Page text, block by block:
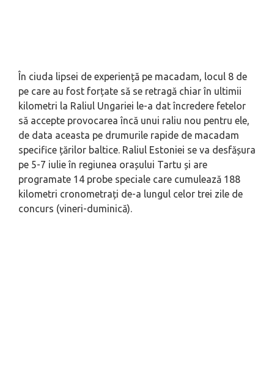
În ciuda lipsei de experiență pe macadam, locul 8 de
pe care au fost forțate să se retragă chiar în ultimii
kilometri la Raliul Ungariei le-a dat încredere fetelor
să accepte provocarea încă unui raliu nou pentru ele,
de data aceasta pe drumurile rapide de macadam
specifice țărilor baltice. Raliul Estoniei se va desfășura
pe 5-7 iulie în regiunea orașului Tartu și are
programate 14 probe speciale care cumulează 188
kilometri cronometrați de-a lungul celor trei zile de
concurs (vineri-duminică).